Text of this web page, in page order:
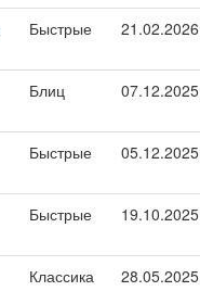
Быстрые 21.02.2026
Блиц 07.12.2025
Быстрые 05.12.2025
Быстрые 19.10.2025
Классика 28.05.2025